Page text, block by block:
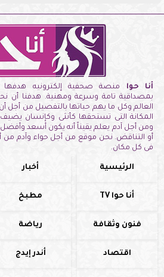
أنا حوا منصة صحفية إلكترونيه هدفها
بمصداقية تامة وسرعة ومهنية. هدفنا أن
العالم وكل ما يهم حياتها بالتفصيل من أجل
المكانة التى تستحقها كأنثى وكإنسان
ومن أجل آدم يعلم يقيناً أنه يكون أسعد
أو التناقض. نحن موقع من أجل حواء وآدم من
فى كل مكان.
الرئيسية أخبار
أنا حوا TV مطبخ
فنون وثقافة رياضة
اقتصاد أندر إيدج